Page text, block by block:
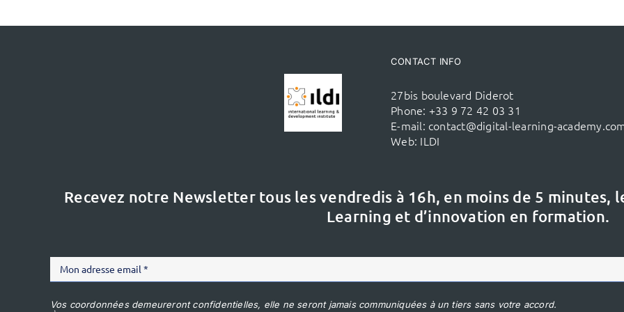
CONTACT INFO
27bis boulevard Diderot
Phone: +33 9 72 42 03 31
E-mail: contact@digital-learning-
Web: ILDI
Recevez notre Newsletter tous les vendredis à 16h, en moins de 5 minutes,
Learning et d’innovation en formation.
Vos coordonnées demeureront confidentielles, elle ne seront jamais communiquées à un tiers sans votre accord.